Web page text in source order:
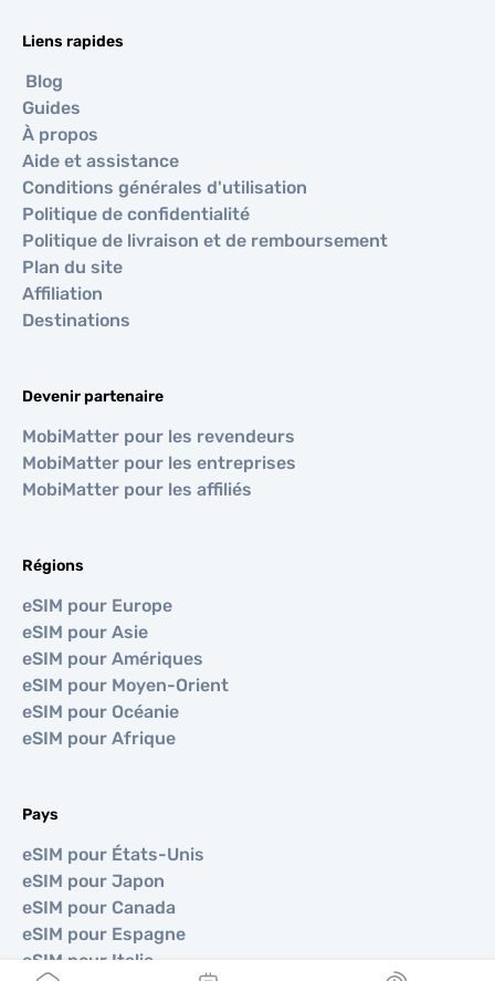
Liens rapides
Blog
Guides
À propos
Aide et assistance
Conditions générales d'utilisation
Politique de confidentialité
Politique de livraison et de remboursement
Plan du site
Affiliation
Destinations
Devenir partenaire
MobiMatter pour les revendeurs
MobiMatter pour les entreprises
MobiMatter pour les affiliés
Régions
eSIM pour Europe
eSIM pour Asie
eSIM pour Amériques
eSIM pour Moyen-Orient
eSIM pour Océanie
eSIM pour Afrique
Pays
eSIM pour États-Unis
eSIM pour Japon
eSIM pour Canada
eSIM pour Espagne
eSIM pour Italie